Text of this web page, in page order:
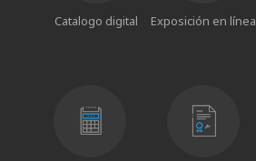
Catalogo digital Exposición en línea